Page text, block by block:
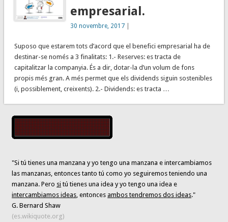
empresarial.
30 novembre, 2017
Suposo que estarem tots d’acord que el benefici empresarial ha de
destinar-se només a 3 finalitats: 1.- Reserves: es tracta de
capitalitzar la companyia. És a dir, dotar-la d’un volum de fons
propis més gran. A més permet que els dividends siguin sostenibles
(i, possiblement, creixents). 2.- Dividends: es tracta …
"Si tú tienes una manzana y yo tengo una manzana e intercambiamos
las manzanas, entonces tanto tú como yo seguiremos teniendo una
manzana. Pero si tú tienes una idea y yo tengo una idea e
intercambiamos ideas , entoncesambos tendremos dos ideas."
G. Bernard Shaw
(es.wikiquote.org)